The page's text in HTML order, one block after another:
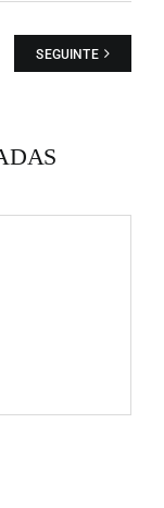
SEGUINTE